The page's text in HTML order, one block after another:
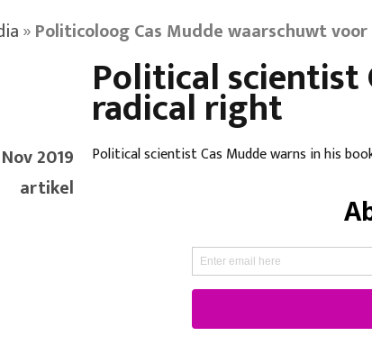
»Politicoloog Cas Mudde waarschuwt
Political scientist
radical right
2019
artikel
Political scientist Cas Mudde warns in his